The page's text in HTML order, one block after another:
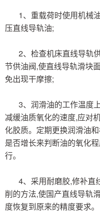
1、重载荷时使用机械
压直线导轨油;
2、检查机床直线导轨
节供油阀,使直线导轨滑块
免出现干摩擦;
3、润滑油的工作温度
减缓油质氧化的速度,应对
化胶质。定期更换润滑油
是否增长来判断油的氧化
行。
4、采用耐磨胶,修补直
削的方法,使国产直线导轨
度恢复到原来的精度要求。